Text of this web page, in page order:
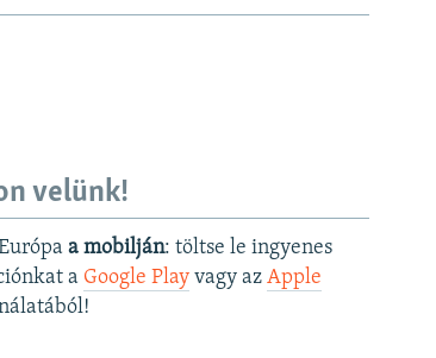
velünk!
a mobilján: töltse le ingyenes
a Google Playvagy az Apple